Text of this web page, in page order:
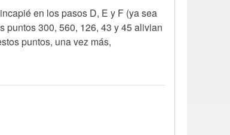
en los pasos D, E y F (ya sea
puntos 300, 560, 126, 43 y 45 alivian
puntos, una vez más,